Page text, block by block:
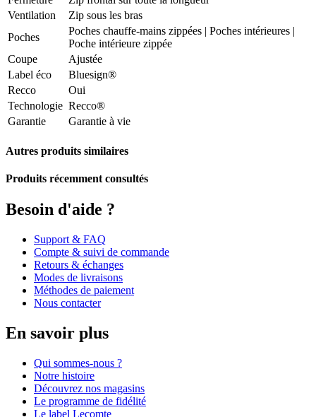
Ventilation
Zip sous les bras
Poches
Poches chauffe-mains zippées | Poches intérieures |
Poche intérieure zippée
Coupe
Ajustée
Label éco
Bluesign®
Recco
Oui
Technologie Recco®
Garantie
Garantie à vie
Autres produits similaires
Produits récemment consultés
Besoin d'aide ?
Support & FAQ
Compte & suivi de commande
Retours & échanges
Modes de livraisons
Méthodes de paiement
Nous contacter
En savoir plus
Qui sommes-nous ?
Notre histoire
Découvrez nos magasins
Le programme de fidélité
Le label Lecomte